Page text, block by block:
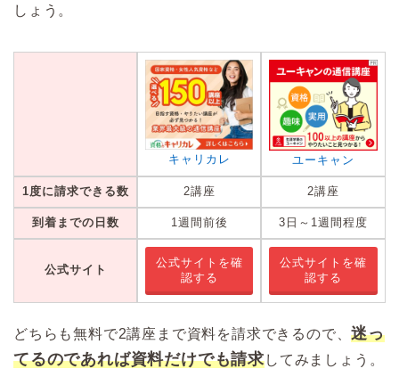
しょう。
キャリカレ ユーキャン
1度に請求できる数 2講座 2講座
到着までの日数 1週間前後 3日～1週間程度
公式サイト
公式サイトを確
認する
公式サイトを確
認する
どちらも無料で2講座まで資料を請求できるので、迷っ
てるのであれば資料だけでも請求してみましょう。